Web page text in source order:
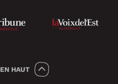
EN HAUT